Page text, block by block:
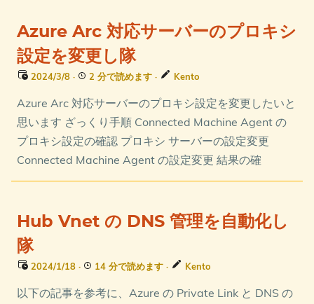
Azure Arc 対応サーバーのプロキシ
設定を変更し隊
2024/3/8 · 2 分で読めます · Kento
Azure Arc 対応サーバーのプロキシ設定を変更したいと
思います ざっくり手順 Connected Machine Agent の
プロキシ設定の確認 プロキシ サーバーの設定変更
Connected Machine Agent の設定変更 結果の確
Hub Vnet の DNS 管理を自動化し
隊
2024/1/18 · 14 分で読めます · Kento
以下の記事を参考に、Azure の Private Link と DNS の